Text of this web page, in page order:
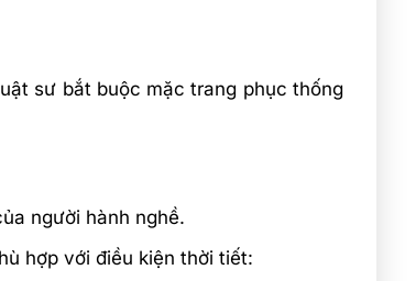
sư bắt buộc mặc trang phục thống
người hành nghề.
hợp với điều kiện thời tiết: